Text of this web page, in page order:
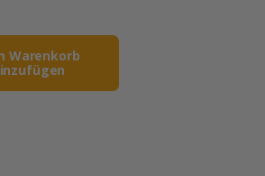
Warenkorb